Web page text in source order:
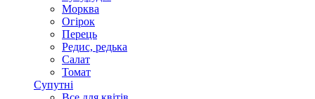
Морква
Огірок
Перець
Редис, редька
Салат
Томат
Супутні